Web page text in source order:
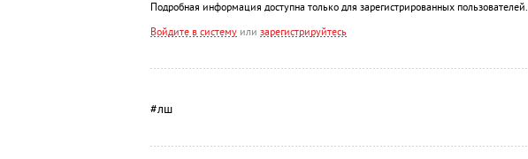
Подробная информация доступна только для зарегистрированных пользователей.
Войдите в системуили зарегистрируйтесь
#лш